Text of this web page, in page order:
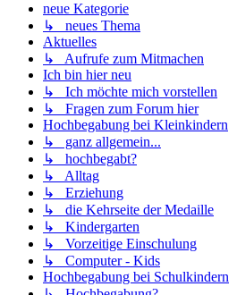
neue Kategorie
↳ neues Thema
Aktuelles
↳ Aufrufe zum Mitmachen
Ich bin hier neu
↳ Ich möchte mich vorstellen
↳ Fragen zum Forum hier
Hochbegabung bei Kleinkindern
↳ ganz allgemein...
↳ hochbegabt?
↳ Alltag
↳ Erziehung
↳ die Kehrseite der Medaille
↳ Kindergarten
↳ Vorzeitige Einschulung
↳ Computer - Kids
Hochbegabung bei Schulkindern